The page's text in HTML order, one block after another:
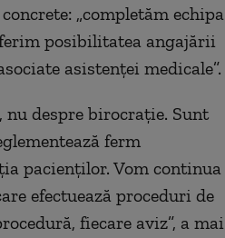
„completăm echipa
posibilitatea angajării
asistenţei medicale”.
nu despre birocraţie. Sunt
ferm
pacienţilor. Vom continua
efectuează proceduri de
fiecare aviz”, a mai